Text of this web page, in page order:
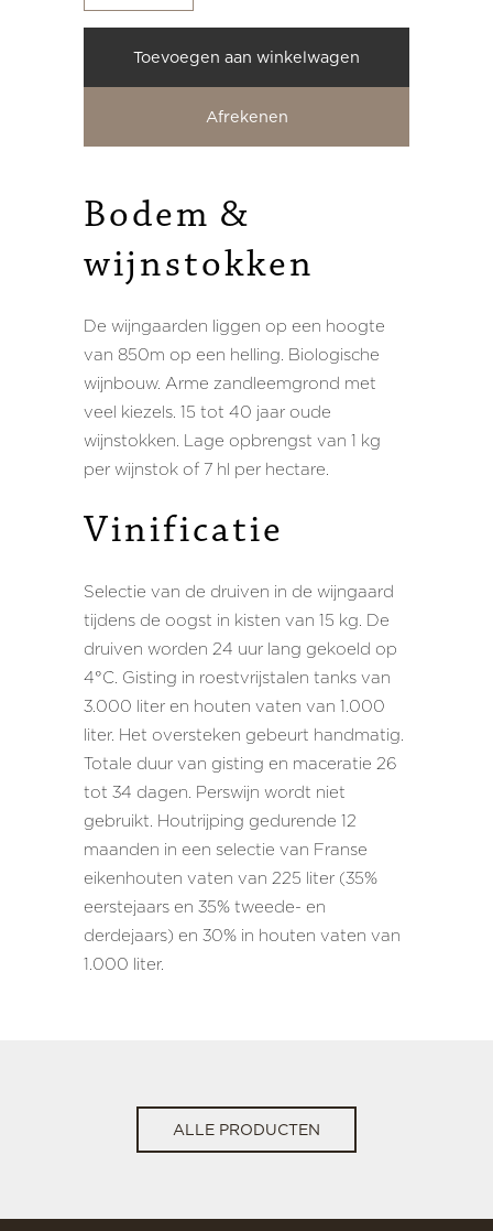
Toevoegen aan winkelwagen
Afrekenen
Bodem &
wijnstokken
Bodem &
wijnstokken
De wijngaarden liggen op een hoogte
van 850m op een helling. Biologische
wijnbouw. Arme zandleemgrond met
veel kiezels. 15 tot 40 jaar oude
wijnstokken. Lage opbrengst van 1 kg
per wijnstok of 7 hl per hectare.
Vinificatie
Vinificatie
Selectie van de druiven in de wijngaard
tijdens de oogst in kisten van 15 kg. De
druiven worden 24 uur lang gekoeld op
4°C. Gisting in roestvrijstalen tanks van
3.000 liter en houten vaten van 1.000
liter. Het oversteken gebeurt handmatig.
Totale duur van gisting en maceratie 26
tot 34 dagen. Perswijn wordt niet
gebruikt. Houtrijping gedurende 12
maanden in een selectie van Franse
eikenhouten vaten van 225 liter (35%
eerstejaars en 35% tweede- en
derdejaars) en 30% in houten vaten van
1.000 liter.
ALLE PRODUCTEN